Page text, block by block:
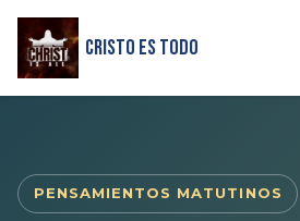
Cristo Es Todo
PENSAMIENTOS MATUTINOS